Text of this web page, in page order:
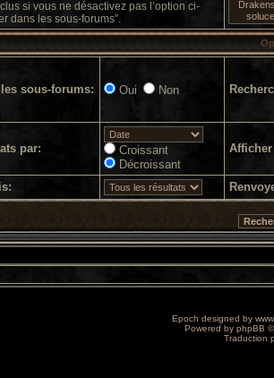
si vous ne désactivez pas l’option ci-
dans les sous-forums”.
sous-forums: Oui Non
par:
Croissant
Décroissant
Epoch designed by
Powered by phpBB
Traduction